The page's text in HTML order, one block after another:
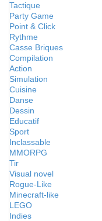
Tactique
Party Game
Point & Click
Rythme
Casse Briques
Compilation
Action
Simulation
Cuisine
Danse
Dessin
Educatif
Sport
Inclassable
MMORPG
Tir
Visual novel
Rogue-Like
Minecraft-like
LEGO
Indies